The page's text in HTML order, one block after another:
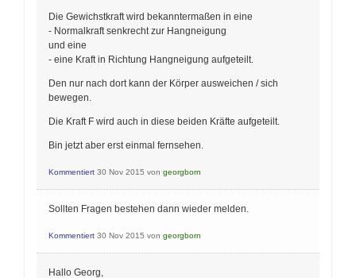
Die Gewichstkraft wird bekanntermaßen in eine
- Normalkraft senkrecht zur Hangneigung
und eine
- eine Kraft in Richtung Hangneigung aufgeteilt.
Den nur nach dort kann der Körper ausweichen / sich
bewegen.
Die Kraft F wird auch in diese beiden Kräfte aufgeteilt.
Bin jetzt aber erst einmal fernsehen.
Kommentiert 30 Nov 2015 von georgborn
Sollten Fragen bestehen dann wieder melden.
Kommentiert 30 Nov 2015 von georgborn
Hallo Georg,